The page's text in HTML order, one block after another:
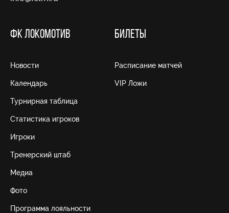
ФК ЛОКОМОТИВ
Новости
Календарь
Турнирная таблица
Статистика игроков
Игроки
Тренерский штаб
Медиа
Фото
Программа лояльности
БИЛЕТЫ
Расписание матчей
VIP Ложи